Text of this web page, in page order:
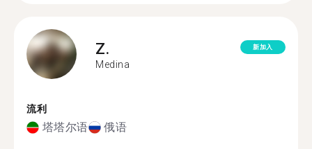
Z.
Medina
新加入
流利
塔塔尔语 俄语